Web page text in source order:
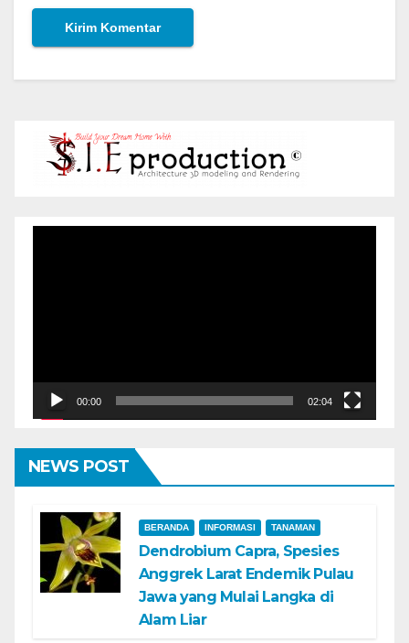
00:00 02:04
NEWS POST
BERANDA INFORMASI TANAMAN
Dendrobium Capra, Spesies
Anggrek Larat Endemik Pulau
Jawa yang Mulai Langka di
Alam Liar